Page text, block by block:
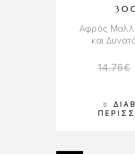
Αφρός
και
14.76€